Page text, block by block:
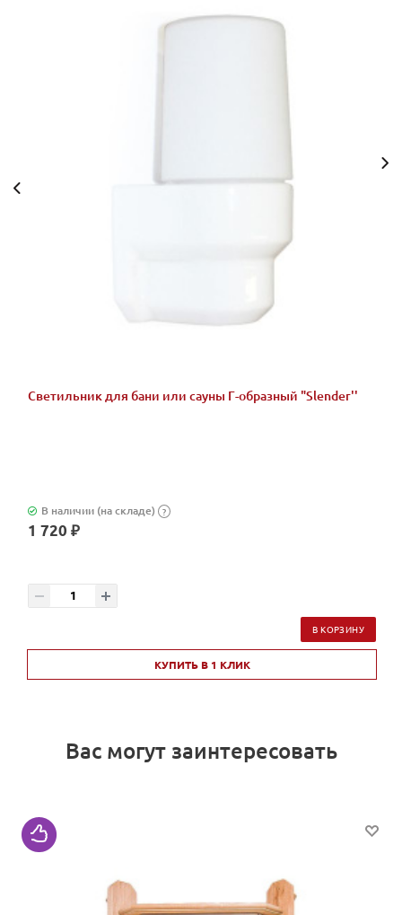
Светильник для бани или сауны Г-образный "Slender''
В наличии (на складе) ?
1 720 ₽
В КОРЗИНУ
КУПИТЬ В 1 КЛИК
Вас могут заинтересовать